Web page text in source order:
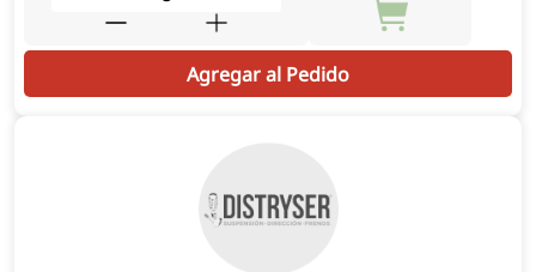
Agregar al Pedido